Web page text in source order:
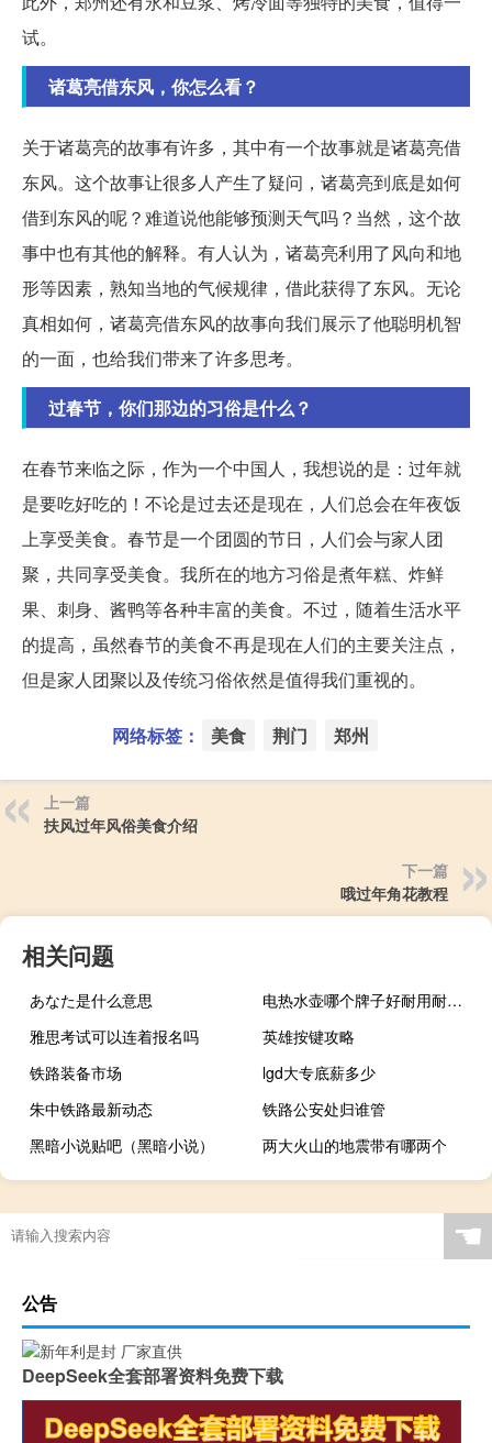
试。
诸葛亮借东风，你怎么看？
关于诸葛亮的故事有许多，其中有一个故事就是诸葛亮借
东风。这个故事让很多人产生了疑问，诸葛亮到底是如何
借到东风的呢？难道说他能够预测天气吗？当然，这个故
事中也有其他的解释。有人认为，诸葛亮利用了风向和地
形等因素，熟知当地的气候规律，借此获得了东风。无论
真相如何，诸葛亮借东风的故事向我们展示了他聪明机智
的一面，也给我们带来了许多思考。
过春节，你们那边的习俗是什么？
在春节来临之际，作为一个中国人，我想说的是：过年就
是要吃好吃的！不论是过去还是现在，人们总会在年夜饭
上享受美食。春节是一个团圆的节日，人们会与家人团
聚，共同享受美食。我所在的地方习俗是煮年糕、炸鲜
果、刺身、酱鸭等各种丰富的美食。不过，随着生活水平
的提高，虽然春节的美食不再是现在人们的主要关注点，
但是家人团聚以及传统习俗依然是值得我们重视的。
网络标签： 美食 荆门 郑州
上一篇
扶风过年风俗美食介绍
下一篇
哦过年角花教程
相关问题
あなた是什么意思
电热水壶哪个牌子好耐用耐烧（电热水壶哪个牌子好）
雅思考试可以连着报名吗
英雄按键攻略
铁路装备市场
lgd大专底薪多少
朱中铁路最新动态
铁路公安处归谁管
黑暗小说贴吧（黑暗小说）
两大火山的地震带有哪两个
☚
公告
DeepSeek全套部署资料免费下载